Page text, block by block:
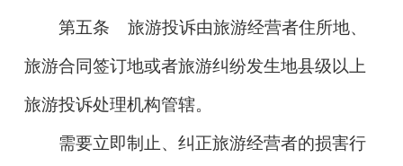
第五条 旅游投诉由旅游经营者住所地、
旅游合同签订地或者旅游纠纷发生地县级以上
旅游投诉处理机构管辖。
需要立即制止、纠正旅游经营者的损害行